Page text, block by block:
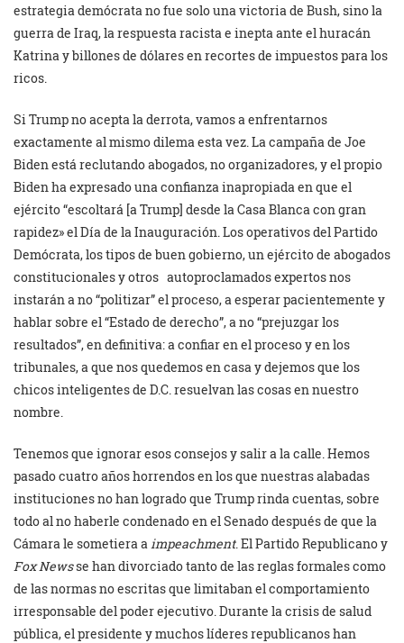
estrategia demócrata no fue solo una victoria de Bush, sino la
guerra de Iraq, la respuesta racista e inepta ante el huracán
Katrina y billones de dólares en recortes de impuestos para los
ricos.
Si Trump no acepta la derrota, vamos a enfrentarnos
exactamente al mismo dilema esta vez. La campaña de Joe
Biden está reclutando abogados, no organizadores, y el propio
Biden ha expresado una confianza inapropiada en que el
ejército “escoltará [a Trump] desde la Casa Blanca con gran
rapidez» el Día de la Inauguración. Los operativos del Partido
Demócrata, los tipos de buen gobierno, un ejército de abogados
constitucionales y otros autoproclamados expertos nos
instarán a no “politizar” el proceso, a esperar pacientemente y
hablar sobre el “Estado de derecho”, a no “prejuzgar los
resultados”, en definitiva: a confiar en el proceso y en los
tribunales, a que nos quedemos en casa y dejemos que los
chicos inteligentes de D.C. resuelvan las cosas en nuestro
nombre.
Tenemos que ignorar esos consejos y salir a la calle. Hemos
pasado cuatro años horrendos en los que nuestras alabadas
instituciones no han logrado que Trump rinda cuentas, sobre
todo al no haberle condenado en el Senado después de que la
Cámara le sometiera aimpeachment. El Partido Republicano y
Fox Newsse han divorciado tanto de las reglas formales como
de las normas no escritas que limitaban el comportamiento
irresponsable del poder ejecutivo. Durante la crisis de salud
pública, el presidente y muchos líderes republicanos han